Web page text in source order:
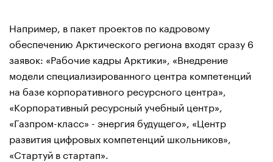
Например, в пакет проектов по кадровому
обеспечению Арктического региона входят сразу 6
заявок: «Рабочие кадры Арктики», «Внедрение
модели специализированного центра компетенций
на базе корпоративного ресурсного центра»,
«Корпоративный ресурсный учебный центр»,
«Газпром-класс» - энергия будущего», «Центр
развития цифровых компетенций школьников»,
«Стартуй в стартап».